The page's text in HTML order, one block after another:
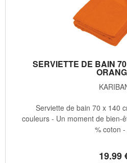
SERVIETTE DE BAIN
19.99
Serviette de bain 70 x 140
couleurs - Un moment de bien-
% coton -